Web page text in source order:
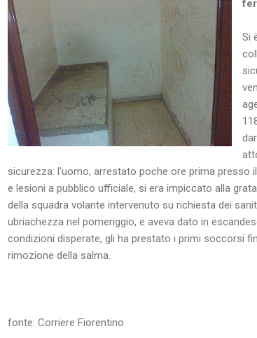
Si
sicurezza: l'uomo, arrestato poche ore prima presso
e lesioni a pubblico ufficiale, si era impiccato alla
della squadra volante intervenuto su richiesta dei
ubriachezza nel pomeriggio, e aveva dato in
condizioni disperate, gli ha prestato i primi soccorsi
rimozione della salma.
fonte: Corriere Fiorentino